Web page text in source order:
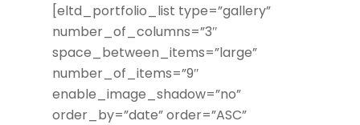
[eltd_portfolio_list type=”gallery”
number_of_columns=”3″
space_between_items=”large”
number_of_items=”9″
enable_image_shadow=”no”
order_by=”date” order=”ASC”